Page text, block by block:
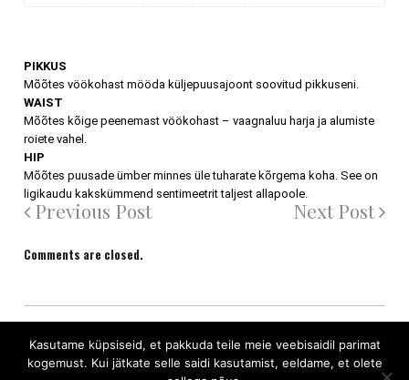
PIKKUS
Mõõtes vöökohast mööda küljepuusajoont soovitud pikkuseni.
WAIST
Mõõtes kõige peenemast vöökohast – vaagnaluu harja ja alumiste
roiete vahel.
HIP
Mõõtes puusade ümber minnes üle tuharate kõrgema koha. See on
ligikaudu kakskümmend sentimeetrit taljest allapoole.
Previous Post Next Post
Comments are closed.
Üldtingimused
Kasutame küpsiseid, et pakkuda teile meie veebisaidil parimat
kogemust. Kui jätkate selle saidi kasutamist, eeldame, et olete